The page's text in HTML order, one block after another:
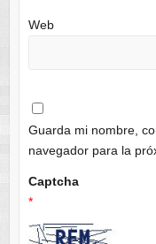
Web
Guarda mi nombre,
navegador para la
Captcha
*